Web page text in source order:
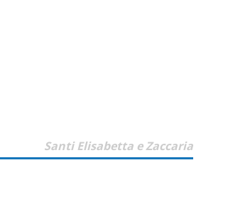
Santi Elisabetta e Zaccaria